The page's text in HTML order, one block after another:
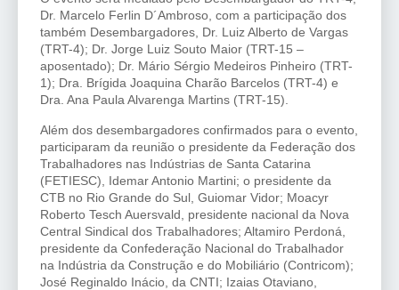
Dr. Marcelo Ferlin D´Ambroso, com a participação dos
também Desembargadores, Dr. Luiz Alberto de Vargas
(TRT-4); Dr. Jorge Luiz Souto Maior (TRT-15 –
aposentado); Dr. Mário Sérgio Medeiros Pinheiro (TRT-
1); Dra. Brígida Joaquina Charão Barcelos (TRT-4) e
Dra. Ana Paula Alvarenga Martins (TRT-15).
Além dos desembargadores confirmados para o evento,
participaram da reunião o presidente da Federação dos
Trabalhadores nas Indústrias de Santa Catarina
(FETIESC), Idemar Antonio Martini; o presidente da
CTB no Rio Grande do Sul, Guiomar Vidor; Moacyr
Roberto Tesch Auersvald, presidente nacional da Nova
Central Sindical dos Trabalhadores; Altamiro Perdoná,
presidente da Confederação Nacional do Trabalhador
na Indústria da Construção e do Mobiliário (Contricom);
José Reginaldo Inácio, da CNTI; Izaias Otaviano,